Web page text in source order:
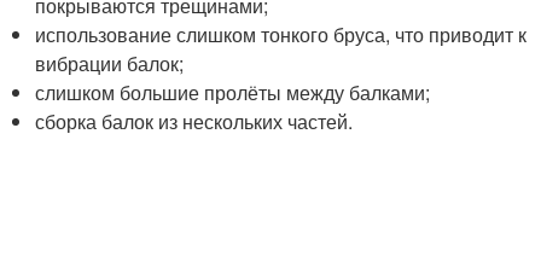
использование слишком тонкого бруса, что приводит к
вибрации балок;
слишком большие пролёты между балками;
сборка балок из нескольких частей.